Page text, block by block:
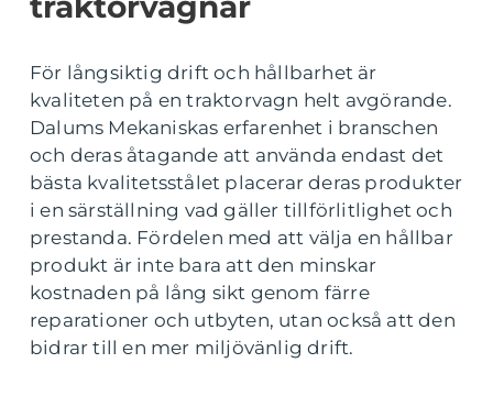
För långsiktig drift och hållbarhet är
kvaliteten på en traktorvagn helt avgörande.
Dalums Mekaniskas erfarenhet i branschen
och deras åtagande att använda endast det
bästa kvalitetsstålet placerar deras produkter
i en särställning vad gäller tillförlitlighet och
prestanda. Fördelen med att välja en hållbar
produkt är inte bara att den minskar
kostnaden på lång sikt genom färre
reparationer och utbyten, utan också att den
bidrar till en mer miljövänlig drift.